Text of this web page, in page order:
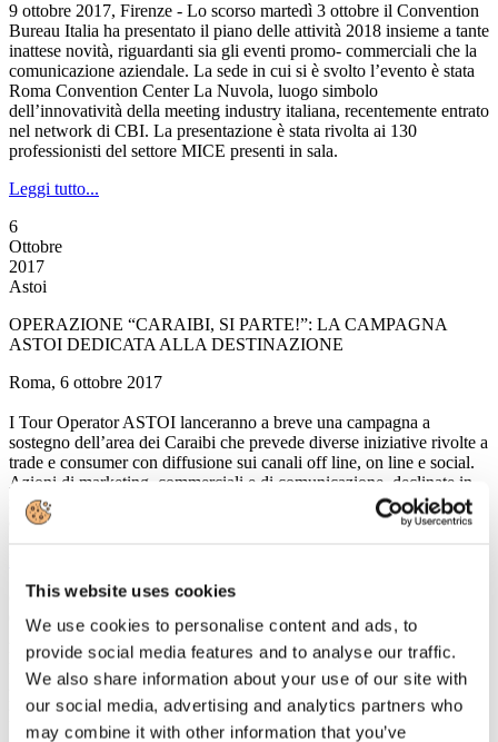
This website uses cookies
We use cookies to personalise content and ads, to
provide social media features and to analyse our traffic.
We also share information about your use of our site with
our social media, advertising and analytics partners who
may combine it with other information that you’ve
9 ottobre 2017, Firenze - Lo scorso martedì 3 ottobre il Convention
Bureau Italia ha presentato il piano delle attività 2018 insieme a tante
inattese novità, riguardanti sia gli eventi promo- commerciali che la
comunicazione aziendale. La sede in cui si è svolto l’evento è stata
Roma Convention Center La Nuvola, luogo simbolo
dell’innovatività della meeting industry italiana, recentemente entrato
nel network di CBI. La presentazione è stata rivolta ai 130
professionisti del settore MICE presenti in sala.
Leggi tutto...
6
Ottobre
2017
Astoi
OPERAZIONE “CARAIBI, SI PARTE!”: LA CAMPAGNA
ASTOI DEDICATA ALLA DESTINAZIONE
Roma, 6 ottobre 2017
I Tour Operator ASTOI lanceranno a breve una campagna a
sostegno dell’area dei Caraibi che prevede diverse iniziative rivolte a
trade e consumer con diffusione sui canali off line, on line e social.
Azioni di marketing, commerciali e di comunicazione, declinate in
modalità differenti dai singoli operatori, verranno legate al
claim
, comune denominatore.
Ottobre
2017
FS Italiane
FS SISTEMI URBANI PRESENTA A EXPO REAL 2017
PROGETTI DI RIGENERAZIONE E SVILUPPO URBANO